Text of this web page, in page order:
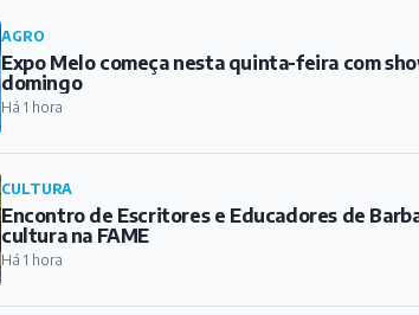
AGRO
Expo Melo começa nesta quinta-feira com
domingo
Há 1 hora
CULTURA
Encontro de Escritores e Educadores de
cultura na FAME
Há 1 hora